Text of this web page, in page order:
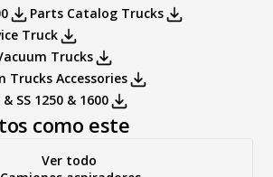
Parts Catalog Trucks
Truck
Trucks
Trucks Accessories
SS 1250 & 1600
como este
Ver todo